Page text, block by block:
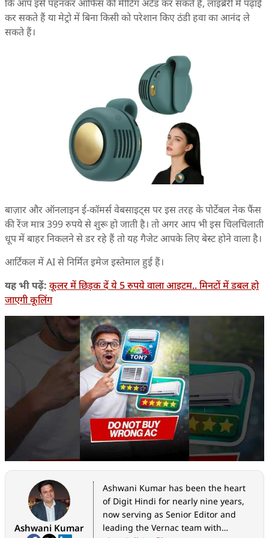
कि आप इसे पहनकर ऑफिस की मीटिंग अटेंड कर सकते हैं, लाइब्रेरी में पढ़ाई
कर सकते हैं या मेट्रो में बिना किसी को परेशान किए ठंडी हवा का आनंद ले
सकते हैं।
बाज़ार और ऑनलाइन ई-कॉमर्स वेबसाइट्स पर इस तरह के पोर्टेबल नेक फैंस
की रेंज मात्र 399 रुपये से शुरू हो जाती है। तो अगर आप भी इस चिलचिलाती
धूप में बाहर निकलने से डर रहे हैं तो यह गैजेट आपके लिए बेस्ट होने वाला है।
आर्टिकल में AI से निर्मित इमेज इस्तेमाल हुई हैं।
यह भी पढ़ें: कूलर में छिड़क दें ये 5 रुपये वाला आइटम.. मिनटों में डबल हो
जाएगी कूलिंग
Ashwani Kumar
Ashwani Kumar has been the heart
of Digit Hindi for nearly nine years,
now serving as Senior Editor and
leading the Vernac team with